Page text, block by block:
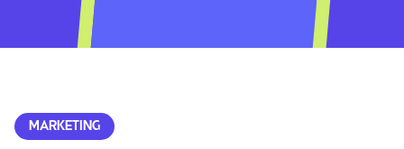
MARKETING